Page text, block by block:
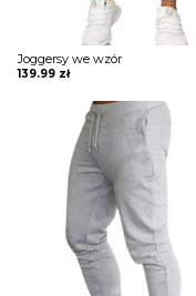
Joggersy we wzór
139.99 zł